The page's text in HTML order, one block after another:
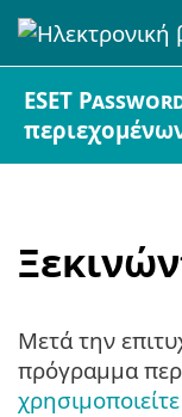
ESET
Μετά την
πρόγραμμα